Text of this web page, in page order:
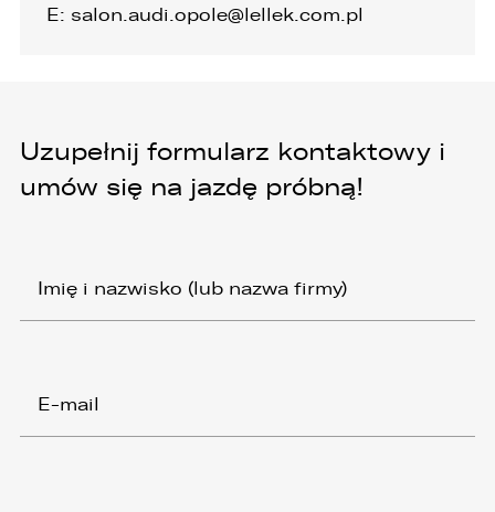
E: salon.audi.opole@lellek.com.pl
Uzupełnij formularz kontaktowy i
umów się na jazdę próbną!